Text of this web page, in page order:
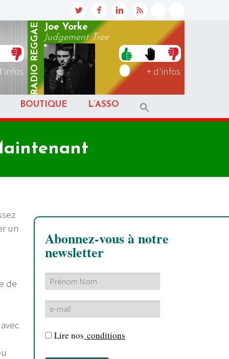
RADIO
REGGAE
Joe Yorke
Judgement Tree
+ d'infos
BOUTIQUE L’ASSO
un
de
Abonnez-vous à notre
newsletter
Lire nos conditions